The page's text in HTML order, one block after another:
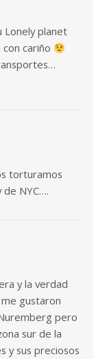
Lonely planet
cariño
torturamos
NYC….
y la verdad
gustaron
pero
sur de la
y sus preciosos